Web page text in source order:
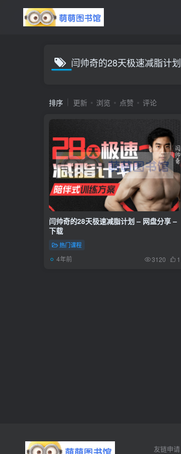
闫帅奇的28天极速减脂计划
排序 更新 浏览 点赞 评论
闫帅奇的28天极速减脂计划 – 网盘分享 –
下载
热门课程
4年前 3120 1
友链申请